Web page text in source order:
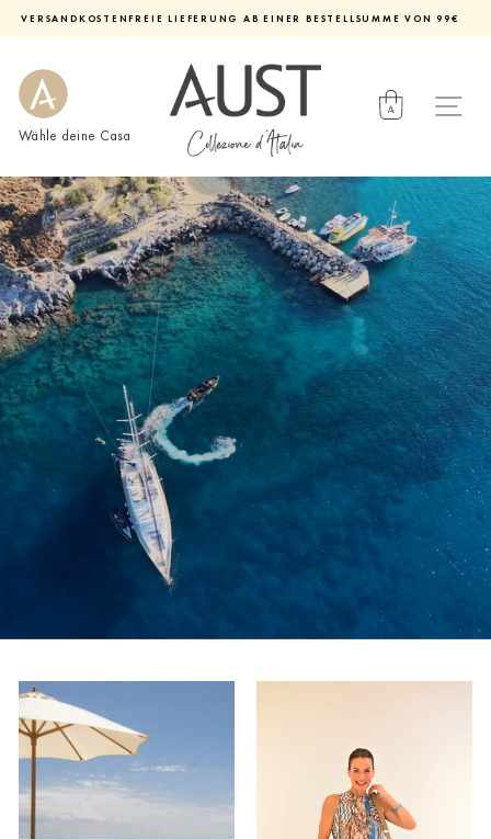
pausieren
VERSANDKOSTENFREIE LIEFERUNG AB EINER BESTELLSUMME VON 99€
Wähle deine Casa